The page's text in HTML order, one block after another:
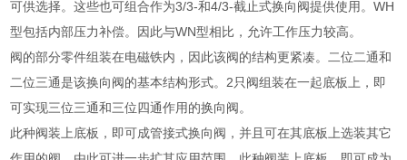
可供选择。这些也可组合作为3/3-和4/3-截止式换向阀提供使用。WH
型包括内部压力补偿。因此与WN型相比，允许工作压力较高。
阀的部分零件组装在电磁铁内，因此该阀的结构更紧凑。二位二通和
二位三通是该换向阀的基本结构形式。2只阀组装在一起底板上，即
可实现三位三通和三位四通作用的换向阀。
此种阀装上底板，即可成管接式换向阀，并且可在其底板上选装其它